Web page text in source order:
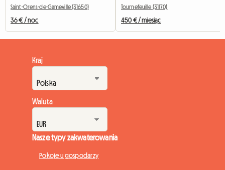
Saint-Orens-de-Gameville (31650)
36 € / noc
Tournefeuille (31170)
450 € / miesiąc
Kraj
Waluta
Nasze typy zakwaterowania
Pokoje u gospodarzy